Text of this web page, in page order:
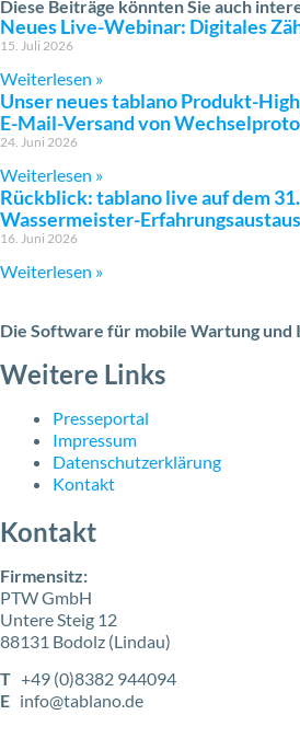
Diese Beiträge könnten Sie auch
Neues Live-Webinar: Digitales
15. Juli 2026
Weiterlesen »
Unser neues tablano Produkt-
E-Mail-Versand von
24. Juni 2026
Weiterlesen »
Rückblick: tablano live auf dem
Wassermeister-
16. Juni 2026
Weiterlesen »
Die Software für mobile Wartung und
Weitere Links
Presseportal
Impressum
Datenschutzerklärung
Kontakt
Kontakt
Firmensitz:
PTW GmbH
Untere Steig 12
88131 Bodolz (Lindau)
T +49 (0)8382 944094
E info@tablano.de